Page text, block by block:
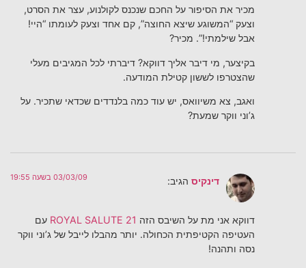
מכיר את הסיפור על החכם שנכנס לקולנוע, עצר את הסרט,
וצעק “המשוגע שיצא החוצה”, קם אחד וצעק לעומתו “היי!
אבל שילמתי!”. מכיר?
בקיצער, מי דיבר אליך דווקא? דיברתי לכל המגיבים מעלי
שהצטרפו לששון קטילת המודעה.
ואגב, צא משיוואס, יש עוד כמה בלנדדים שכדאי שתכיר. על
ג’וני ווקר שמעת?
דינקיס הגיב: 03/03/09 בשעה 19:55
דווקא אני מת על השיבס הזה
עם
העטיפה הקטיפתית הכחולה. יותר מהבלו לייבל של ג’וני ווקר
נסה ותהנה!